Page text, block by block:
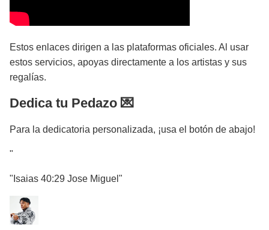
Estos enlaces dirigen a las plataformas oficiales. Al usar
estos servicios, apoyas directamente a los artistas y sus
regalías.
Dedica tu Pedazo 💌
Para la dedicatoria personalizada, ¡usa el botón de abajo!
"
"Isaias 40:29 Jose Miguel"